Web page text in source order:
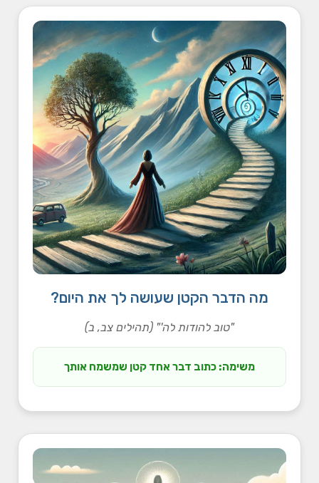
מה הדבר הקטן שעושה לך את היום?
"טוב להודות לה'" (תהילים צב, ב)
משימה: כתוב דבר אחד קטן שמשמח אותך